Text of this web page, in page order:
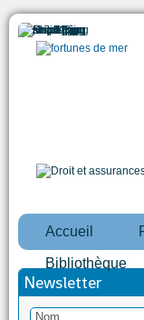
Accueil
Bibliothèque
Newsletter